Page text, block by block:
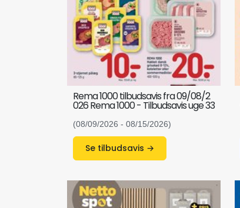
Rema 1000 tilbudsavis fra 09/08/2
026 Rema 1000 - Tilbudsavis uge 33
(08/09/2026 - 08/15/2026)
Se tilbudsavis →